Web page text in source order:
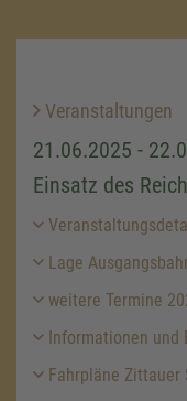
Veranstaltungen
21.06.2025 -
Einsatz des
Lage
weitere Termine
Informationen und
Fahrpläne Zittauer